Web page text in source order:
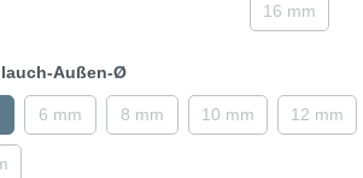
16 mm
Außen-Ø
6 mm 8 mm 10 mm 12 mm